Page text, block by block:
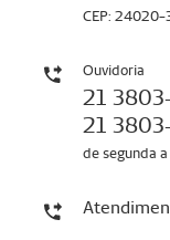
CEP: 24020-
Ouvidoria
21
21
de segunda